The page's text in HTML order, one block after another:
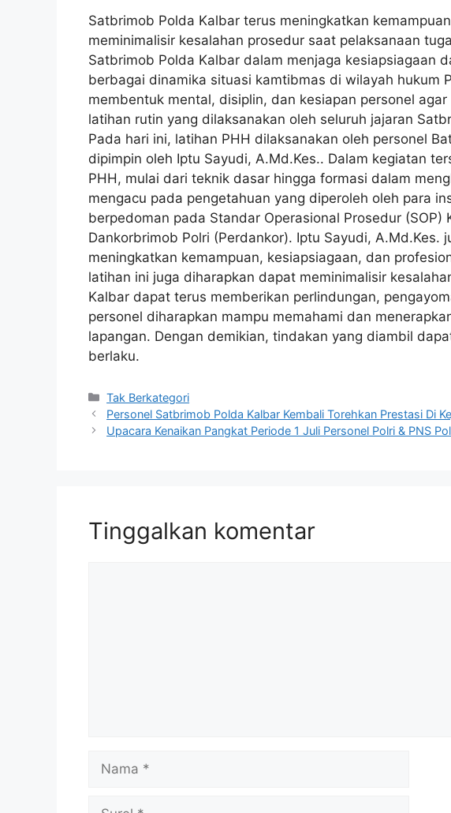
Satbrimob Polda Kalbar terus meningkatkan
meminimalisir kesalahan prosedur saat pelaksanaan
Satbrimob Polda Kalbar dalam menjaga kesiapsiagaan
berbagai dinamika situasi kamtibmas di wilayah hukum
membentuk mental, disiplin, dan kesiapan personel
latihan rutin yang dilaksanakan oleh seluruh jajaran
Pada hari ini, latihan PHH dilaksanakan oleh personel
dipimpin oleh Iptu Sayudi, A.Md.Kes.. Dalam kegiatan
PHH, mulai dari teknik dasar hingga formasi dalam
mengacu pada pengetahuan yang diperoleh oleh para
berpedoman pada Standar Operasional Prosedur
Dankorbrimob Polri (Perdankor). Iptu Sayudi,
meningkatkan kemampuan, kesiapsiagaan, dan
latihan ini juga diharapkan dapat meminimalisir
Kalbar dapat terus memberikan perlindungan,
personel diharapkan mampu memahami dan
lapangan. Dengan demikian, tindakan yang diambil
berlaku.
Kategori
Tak Berkategori
Personel Satbrimob Polda Kalbar Kembali Torehkan Prestasi Di
Upacara Kenaikan Pangkat Periode 1 Juli Personel Polri & PNS
Tinggalkan komentar